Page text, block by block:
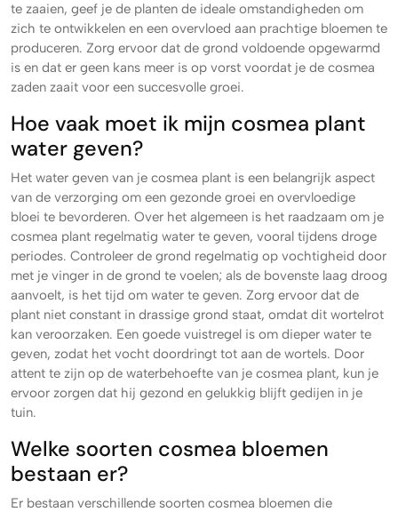
te zaaien, geef je de planten de ideale omstandigheden om
zich te ontwikkelen en een overvloed aan prachtige bloemen te
produceren. Zorg ervoor dat de grond voldoende opgewarmd
is en dat er geen kans meer is op vorst voordat je de cosmea
zaden zaait voor een succesvolle groei.
Hoe vaak moet ik mijn cosmea plant
water geven?
Het water geven van je cosmea plant is een belangrijk aspect
van de verzorging om een gezonde groei en overvloedige
bloei te bevorderen. Over het algemeen is het raadzaam om je
cosmea plant regelmatig water te geven, vooral tijdens droge
periodes. Controleer de grond regelmatig op vochtigheid door
met je vinger in de grond te voelen; als de bovenste laag droog
aanvoelt, is het tijd om water te geven. Zorg ervoor dat de
plant niet constant in drassige grond staat, omdat dit wortelrot
kan veroorzaken. Een goede vuistregel is om dieper water te
geven, zodat het vocht doordringt tot aan de wortels. Door
attent te zijn op de waterbehoefte van je cosmea plant, kun je
ervoor zorgen dat hij gezond en gelukkig blijft gedijen in je
tuin.
Welke soorten cosmea bloemen
bestaan er?
Er bestaan verschillende soorten cosmea bloemen die